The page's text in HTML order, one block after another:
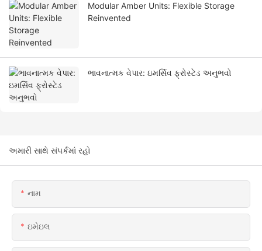
Modular Amber Units: Flexible Storage
Reinvented
ભાવનાત્મક વેપાર: ઇમર્સિવ ફ્રોસ્ટેડ અનુભવો
અમારી સાથે સંપર્કમાં રહો
નામ
ઇમેઇલ